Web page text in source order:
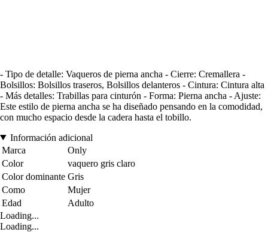
- Tipo de detalle: Vaqueros de pierna ancha - Cierre: Cremallera -
Bolsillos: Bolsillos traseros, Bolsillos delanteros - Cintura: Cintura alta
- Más detalles: Trabillas para cinturón - Forma: Pierna ancha - Ajuste:
Este estilo de pierna ancha se ha diseñado pensando en la comodidad,
con mucho espacio desde la cadera hasta el tobillo.
Información adicional
Marca
Only
Color
vaquero gris claro
Color dominante Gris
Como
Mujer
Edad
Adulto
Loading...
Loading...